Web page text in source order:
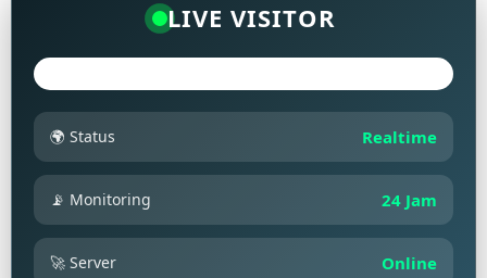
LIVE VISITOR
🌍 Status Realtime
📡 Monitoring 24 Jam
🚀 Server Online